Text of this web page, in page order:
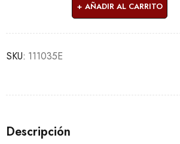
AÑADIR AL CARRITO
SKU: 111035E
Descripción